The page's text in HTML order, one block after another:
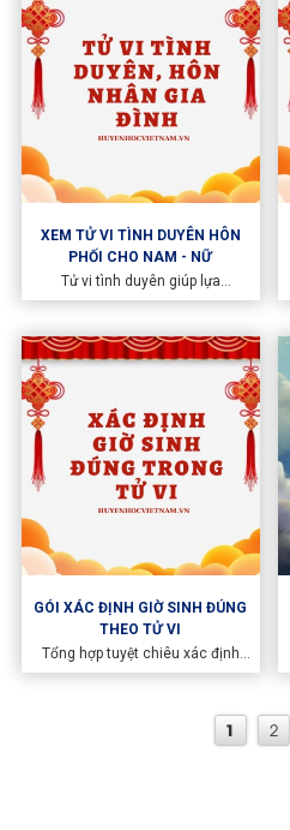
XEM TỬ VI TÌNH DUYÊN HÔN
PHỐI CHO NAM - NỮ
Tử vi tình duyên giúp lựa
chọn người thích hợp để tìm hiểu
chồng qua các thời điểm
GÓI XÁC ĐỊNH GIỜ SINH ĐÚNG
THEO TỬ VI
Tổng hợp tuyệt chiêu xác định
giờ sinh chuẩn theo tử vi khoa
1 2